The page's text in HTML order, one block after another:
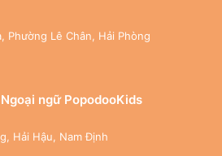
Phường Lê Chân, Hải Phòng
ngữ PopodooKids
Hải Hậu, Nam Định